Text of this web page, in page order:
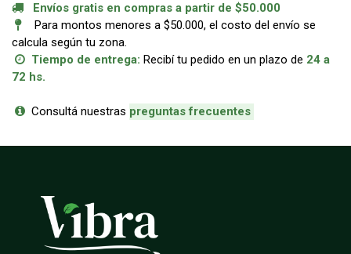
Envíos gratis en compras a partir de $50.000
Para montos menores a $50.000, el costo del envío se
calcula según tu zona.
Tiempo de entrega: Recibí tu pedido en un plazo de 24 a
72 hs.
Consultá nuestras preguntas frecuentes